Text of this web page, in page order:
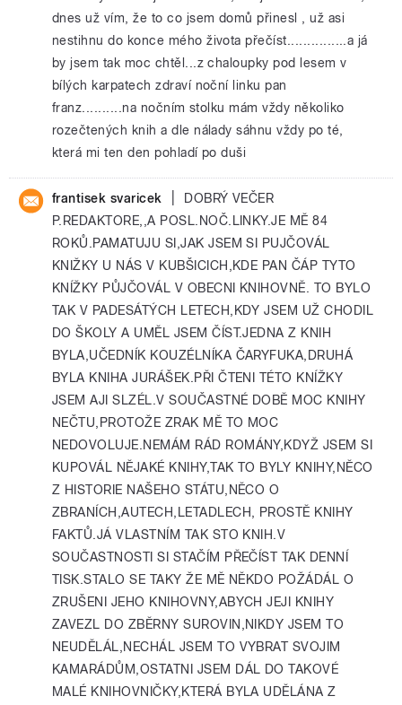
dnes už vím, že to co jsem domů přinesl , už asi
nestihnu do konce mého života přečíst...............a já
by jsem tak moc chtěl...z chaloupky pod lesem v
bílých karpatech zdraví noční linku pan
franz..........na nočním stolku mám vždy několiko
rozečtených knih a dle nálady sáhnu vždy po té,
která mi ten den pohladí po duši
frantisek svaricek
DOBRÝ VEČER
P.REDAKTORE,,A POSL.NOČ.LINKY.JE MĚ 84
ROKŮ.PAMATUJU SI,JAK JSEM SI PUJČOVÁL
KNIŽKY U NÁS V KUBŠICICH,KDE PAN ČÁP TYTO
KNÍŽKY PŮJČOVÁL V OBECNI KNIHOVNĚ. TO BYLO
TAK V PADESÁTÝCH LETECH,KDY JSEM UŽ CHODIL
DO ŠKOLY A UMĚL JSEM ČÍST.JEDNA Z KNIH
BYLA,UČEDNÍK KOUZÉLNÍKA ČARYFUKA,DRUHÁ
BYLA KNIHA JURÁŠEK.PŘI ČTENI TÉTO KNÍŽKY
JSEM AJI SLZÉL.V SOUČASTNÉ DOBĚ MOC KNIHY
NEČTU,PROTOŽE ZRAK MĚ TO MOC
NEDOVOLUJE.NEMÁM RÁD ROMÁNY,KDYŽ JSEM SI
KUPOVÁL NĚJAKÉ KNIHY,TAK TO BYLY KNIHY,NĚCO
Z HISTORIE NAŠEHO STÁTU,NĚCO O
ZBRANÍCH,AUTECH,LETADLECH, PROSTĚ KNIHY
FAKTŮ.JÁ VLASTNÍM TAK STO KNIH.V
SOUČASTNOSTI SI STAČÍM PŘEČÍST TAK DENNÍ
TISK.STALO SE TAKY ŽE MĚ NĚKDO POŽÁDÁL O
ZRUŠENI JEHO KNIHOVNY,ABYCH JEJI KNIHY
ZAVEZL DO ZBĚRNY SUROVIN,NIKDY JSEM TO
NEUDĚLÁL,NECHÁL JSEM TO VYBRAT SVOJIM
KAMARÁDŮM,OSTATNI JSEM DÁL DO TAKOVÉ
MALÉ KNIHOVNIČKY,KTERÁ BYLA UDĚLÁNA Z